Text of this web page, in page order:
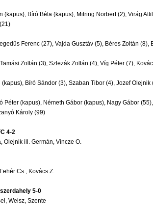
(kapus), Bíró Béla (kapus), Mitring Norbert (2), Virág
Ferenc (27), Vajda Gusztáv (5), Béres Zoltán
Zoltán (3), Szlezák Zoltán (4), Víg Péter (7),
(kapus), Bíró Sándor (3), Szaban Tibor (4), Jozef
Péter (kapus), Németh Gábor (kapus), Nagy Gábor
Károly (99)
4-2
Olejnik ill. Germán, Vincze O.
Cs., Kovács Z.
5-0
Weisz, Szente